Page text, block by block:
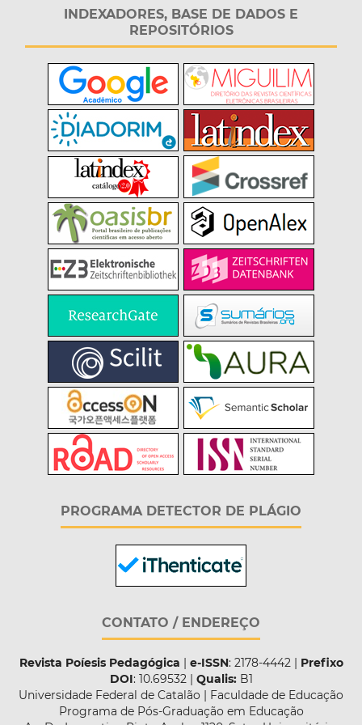
INDEXADORES, BASE DE DADOS E
REPOSITÓRIOS
PROGRAMA DETECTOR DE PLÁGIO
CONTATO / ENDEREÇO
Revista Poíesis Pedagógica | e-ISSN: 2178-4442 | Prefixo
DOI: 10.69532 | Qualis:B1
Universidade Federal de Catalão | Faculdade de Educação
Programa de Pós-Graduação em Educação